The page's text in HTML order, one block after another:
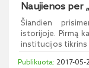
Naujienos per
Šiandien
istorijoje. Pirmą
institucijos tikrins
2017-05-